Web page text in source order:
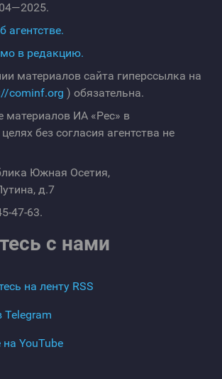
агентстве.
в редакцию.
материалов сайта гиперссылка на
cominf.org ) обязательна.
материалов ИА «Рес» в
без согласия агентства не
Южная Осетия,
д.7
47-63.
с нами
на ленту RSS
Telegram
YouTube